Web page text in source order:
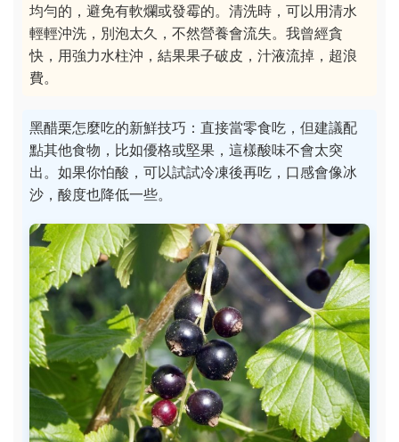
均勻的，避免有軟爛或發霉的。清洗時，可以用清水
輕輕沖洗，別泡太久，不然營養會流失。我曾經貪
快，用強力水柱沖，結果果子破皮，汁液流掉，超浪
費。
黑醋栗怎麼吃的新鮮技巧：直接當零食吃，但建議配
點其他食物，比如優格或堅果，這樣酸味不會太突
出。如果你怕酸，可以試試冷凍後再吃，口感會像冰
沙，酸度也降低一些。